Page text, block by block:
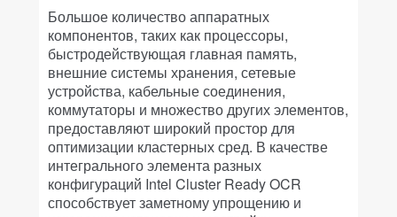
Большое количество аппаратных
компонентов, таких как процессоры,
быстродействующая главная память,
внешние системы хранения, сетевые
устройства, кабельные соединения,
коммутаторы и множество других элементов,
предоставляют широкий простор для
оптимизации кластерных сред. В качестве
интегрального элемента разных
конфигураций Intel Cluster Ready OCR
способствует заметному упрощению и